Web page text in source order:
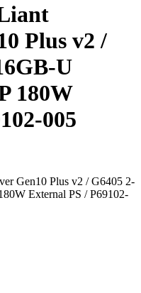
Plus v2 /
U
180W
005
Gen10 Plus v2 / G6405 2-
External PS / P69102-